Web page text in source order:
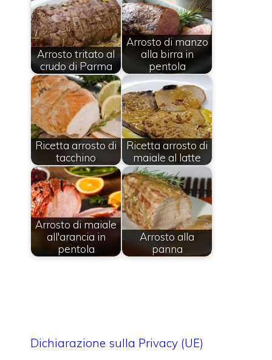
Arrosto tritato al
crudo di Parma
Arrosto di manzo
alla birra in
pentola
Ricetta arrosto di
tacchino
Ricetta arrosto di
maiale al latte
Arrosto di maiale
all'arancia in
pentola
Arrosto alla
panna
Dichiarazione sulla Privacy (UE)